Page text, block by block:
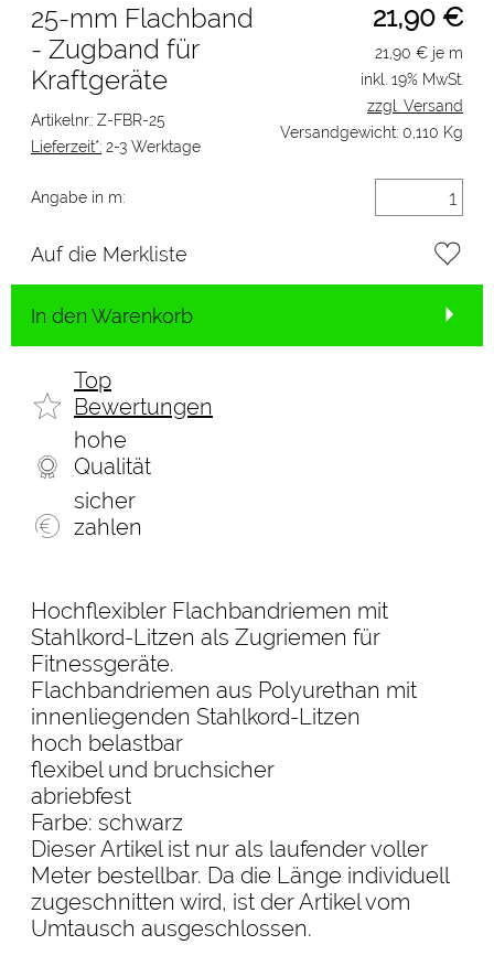
21,90 €
25-mm Flachband
- Zugband für
Kraftgeräte
Artikelnr.: Z-FBR-25
Lieferzeit*: 2-3 Werktage
21,90 € je m
inkl. 19% MwSt.
zzgl. Versand
Versandgewicht: 0,110 Kg
Angabe in m:
Auf die Merkliste
In den Warenkorb
Top
Bewertungen
hohe
Qualität
sicher
zahlen
Hochflexibler Flachbandriemen mit
Stahlkord-Litzen als Zugriemen für
Fitnessgeräte.
Flachbandriemen aus Polyurethan mit
innenliegenden Stahlkord-Litzen
hoch belastbar
flexibel und bruchsicher
abriebfest
Farbe: schwarz
Dieser Artikel ist nur als laufender voller
Meter bestellbar. Da die Länge individuell
zugeschnitten wird, ist der Artikel vom
Umtausch ausgeschlossen.